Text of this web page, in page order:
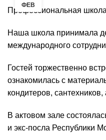
ФЕВ
Профессиональная
Наша школа принимала
международного
Гостей торжественно
ознакомилась с
кондитеров,
В актовом зале
и экс-посла Республики